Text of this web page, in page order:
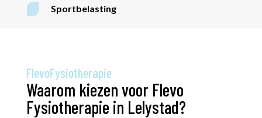
Sportbelasting
FlevoFysiotherapie
Waarom kiezen voor Flevo
Fysiotherapie in Lelystad?